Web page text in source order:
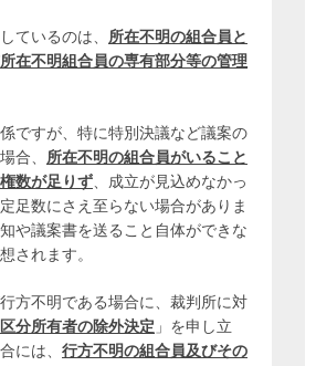
ているのは、 所在不明の組合員と
所在不明組合員の専有部分等の管理
ですが、特に特別決議など議案の
合、 所在不明の組合員がいること
数が足りず、成立が見込めなかっ
足数にさえ至らない場合がありま
や議案書を送ること自体ができな
されます。
方不明である場合に、裁判所に対
分所有者の除外決定 」を申し立
には、 行方不明の組合員及びその